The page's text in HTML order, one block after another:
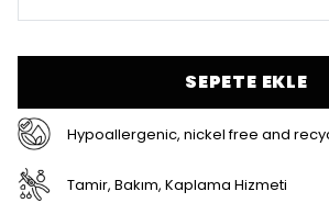
SEPETE EKLE
Hypoallergenic, nickel free and
Tamir, Bakım, Kaplama Hizmeti